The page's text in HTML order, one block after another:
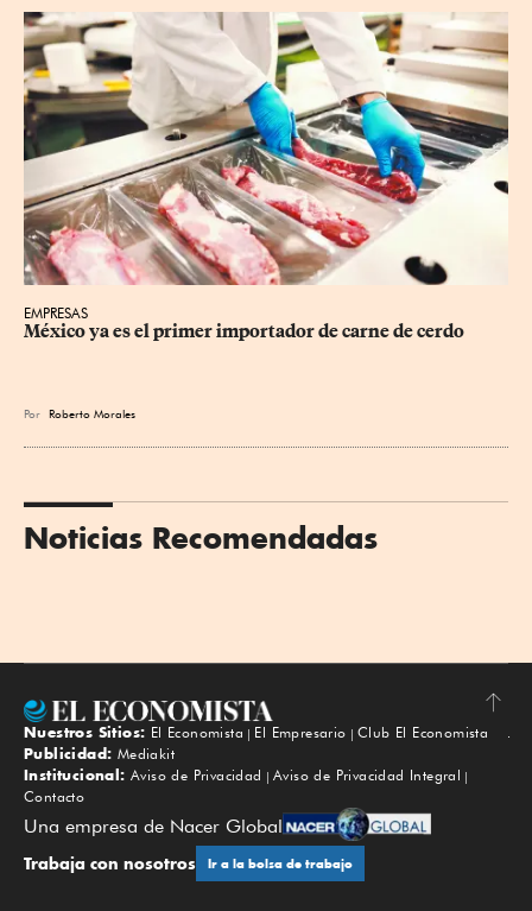
EMPRESAS
México ya es el primer importador de carne de cerdo
Por Roberto Morales
Noticias Recomendadas
Subir
Nuestros Sitios: El Economista El Empresario
Club El Economista
Publicidad: Mediakit
Institucional: Aviso de Privacidad
Aviso de Privacidad Integral
Contacto
Una empresa de Nacer Global
Trabaja con nosotros Ir a la bolsa de trabajo